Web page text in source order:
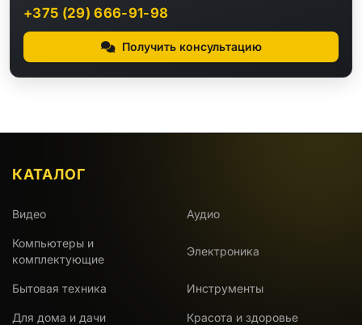
+375 (29) 666-91-98
Получить консультацию
КАТАЛОГ
Видео Аудио
Компьютеры и
комплектующие
Электроника
Бытовая техника Инструменты
Для дома и дачи Красота и здоровье